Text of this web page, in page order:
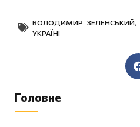
ВОЛОДИМИР ЗЕЛЕНСЬКИЙ
УКРАЇНІ
Головне